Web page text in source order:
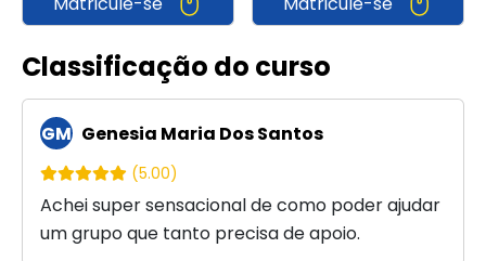
Classificação do curso
GM Genesia Maria Dos Santos
(5.00)
Achei super sensacional de como poder ajudar
um grupo que tanto precisa de apoio.